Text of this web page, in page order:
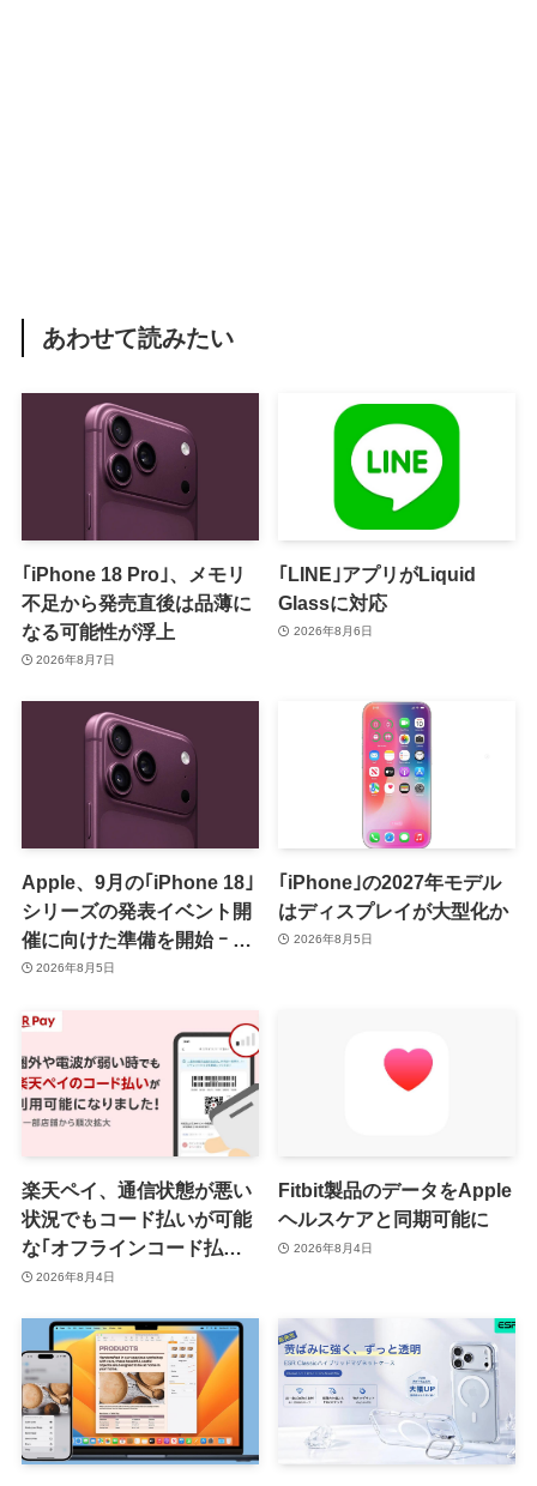
あわせて読みたい
｢iPhone 18 Pro｣、メモリ
不足から発売直後は品薄に
なる可能性が浮上
2026年8月7日
｢LINE｣アプリがLiquid
Glassに対応
2026年8月6日
Apple、9月の｢iPhone 18｣
シリーズの発表イベント開
催に向けた準備を開始 ｰ 9
月8日か9月9日に開催見込
2026年8月5日
｢iPhone｣の2027年モデル
はディスプレイが大型化か
2026年8月5日
楽天ペイ、通信状態が悪い
状況でもコード払いが可能
な｢オフラインコード払い｣
を提供開始 ｰ まずはiOS版
2026年8月4日
Fitbit製品のデータをApple
ヘルスケアと同期可能に
2026年8月4日